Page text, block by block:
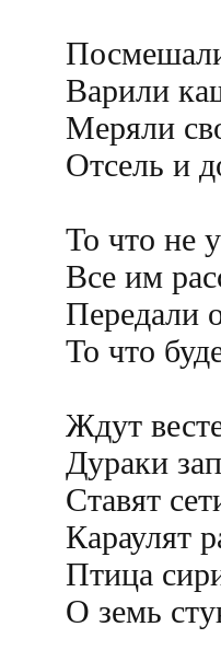
Варили
Меряли
Отсель и
То что не
Все им
Передали
То что
Ждут
Дураки
Ставят
Караулят
Птица
О земь